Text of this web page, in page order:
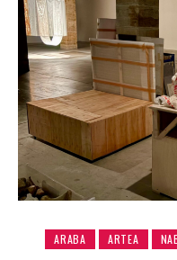
ARABA ARTEA